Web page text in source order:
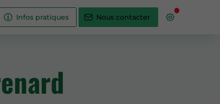
Infos pratiques Nous contacter